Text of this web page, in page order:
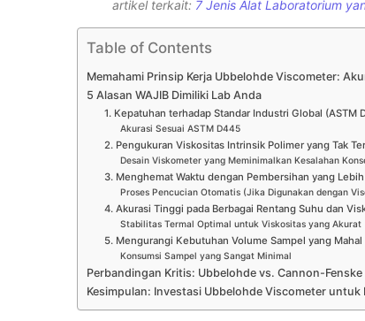
artikel terkait: 7 Jenis Alat Laboratorium
Table of Contents
Memahami Prinsip Kerja Ubbelohde Viscometer:
5 Alasan WAJIB Dimiliki Lab Anda
1. Kepatuhan terhadap Standar Industri Global (ASTM
Akurasi Sesuai ASTM D445
2. Pengukuran Viskositas Intrinsik Polimer yang Tak
Desain Viskometer yang Meminimalkan Kesalahan
3. Menghemat Waktu dengan Pembersihan yang
Proses Pencucian Otomatis (Jika Digunakan dengan
4. Akurasi Tinggi pada Berbagai Rentang Suhu dan
Stabilitas Termal Optimal untuk Viskositas yang Akurat
5. Mengurangi Kebutuhan Volume Sampel yang Mahal
Konsumsi Sampel yang Sangat Minimal
Perbandingan Kritis: Ubbelohde vs. Cannon-Fenske
Kesimpulan: Investasi Ubbelohde Viscometer untuk